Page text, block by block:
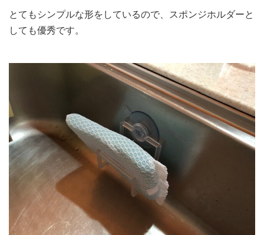
とてもシンプルな形をしているので、スポンジホルダーと
しても優秀です。